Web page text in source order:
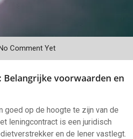
Comment Yet
voorwaarden en
goed op de hoogte te zijn van de
leningcontract is een juridisch
en de lener vastlegt.